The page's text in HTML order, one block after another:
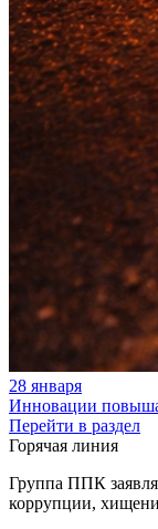
28 января
Инновации
Перейти в раздел
Горячая линия
Группа ППК
коррупции,